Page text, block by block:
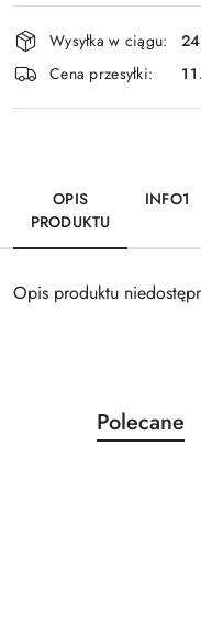
Dostępność
i
dostawa
Wysyłka w ciągu:
Cena przesyłki:
OPIS
PRODUKTU
INFO1
Opis produktu
Pomiń karuzelę
Produkty
o
Polecane